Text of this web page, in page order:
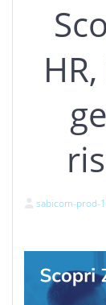
sabicom-prod-